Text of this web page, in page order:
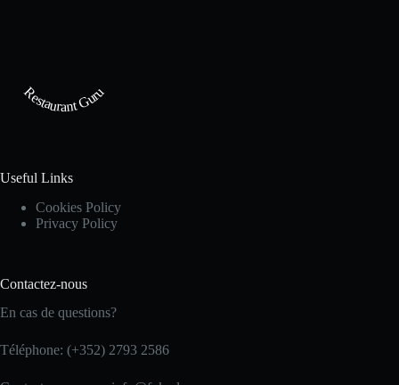
Restaurant Guru
Useful Links
Cookies Policy
Privacy Policy
Contactez-nous
En cas de questions?
Téléphone: (+352) 2793 2586